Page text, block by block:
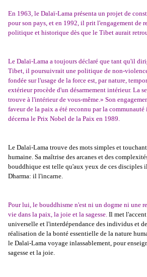
En 1963, le Dalaï-Lama présenta un projet de
pour son pays, et en 1992, il prit l'engagement de
politique et historique dès que le Tibet aurait
Le Dalaï-Lama a toujours déclaré que tant qu'il
Tibet, il poursuivrait une politique de non-
fondée sur l'usage de la force est, par nature,
extérieur procède d'un désarmement intérieur. La
trouve à l'intérieur de vous-même.» Son
faveur de la paix a été reconnu par la
décerna le Prix Nobel de la Paix en 1989.
Le Dalaï-Lama trouve des mots simples et
humaine. Sa maîtrise des arcanes et des
bouddhique est telle qu'aux yeux de ces disciples
Dharma: il l'incarne.
Pour lui, le bouddhisme n'est ni un dogme ni une
vie dans la paix, la joie et la sagesse. Il met
universelle et l'interdépendance des individus et
réalisation de la bonté essentielle de la nature
le Dalaï-Lama voyage inlassablement, pour
sagesse et la joie.